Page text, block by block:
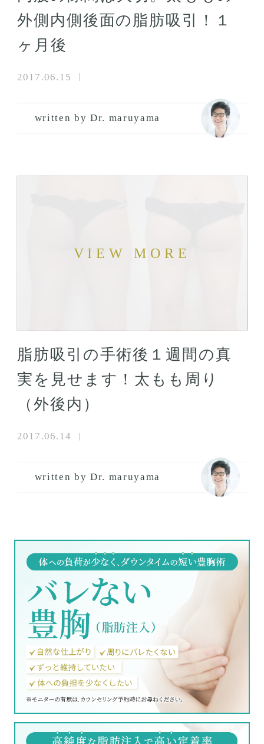
外側内側後面の脂肪吸引！１
ヶ月後
2017.06.15
written by Dr. maruyama
脂肪吸引の手術後１週間の真
実を見せます！太もも周り
（外後内）
2017.06.14
written by Dr. maruyama